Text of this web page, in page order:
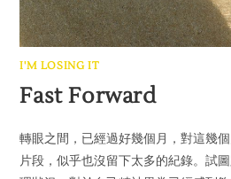
I'M LOSING IT
Fast Forward
轉眼之間，已經過好幾個月，對這幾
片段，似乎也沒留下太多的紀錄。試